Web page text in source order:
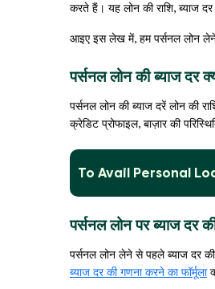
करते हैं। यह लोन की राशि, ब्याज
आइए इस लेख में, हम पर्सनल लोन लेने
पर्सनल लोन की ब्याज दर
पर्सनल लोन की ब्याज दरें लोन की
क्रेडिट प्रोफाइल, बाज़ार की
To Avail Personal
पर्सनल लोन पर ब्याज दर
पर्सनल लोन लेने से पहले ब्याज दर
ब्याज दर की गणना करने का फॉर्मूला